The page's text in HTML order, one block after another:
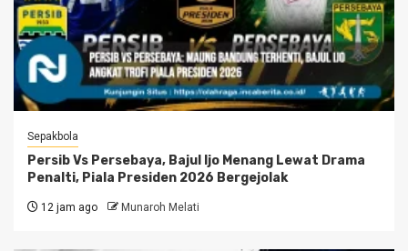
Sepakbola
Persib Vs Persebaya, Bajul Ijo Menang Lewat Drama
Penalti, Piala Presiden 2026 Bergejolak
12 jam ago Munaroh Melati